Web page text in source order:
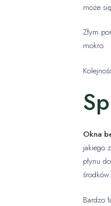
może
Złym
mokro.
Okna
jakiego
płynu
środków.
Bardzo